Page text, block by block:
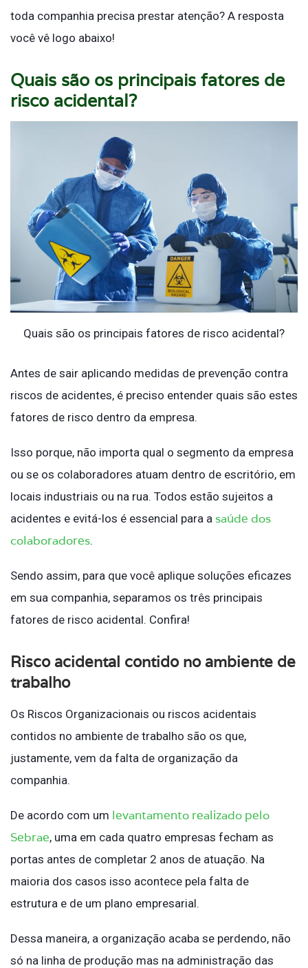
toda companhia precisa prestar atenção? A resposta
você vê logo abaixo!
Quais são os principais fatores de
risco acidental?
Quais são os principais fatores de risco acidental?
Antes de sair aplicando medidas de prevenção contra
riscos de acidentes, é preciso entender quais são estes
fatores de risco dentro da empresa.
Isso porque, não importa qual o segmento da empresa
ou se os colaboradores atuam dentro de escritório, em
locais industriais ou na rua. Todos estão sujeitos a
acidentes e evitá-los é essencial para a saúde dos
colaboradores.
Sendo assim, para que você aplique soluções eficazes
em sua companhia, separamos os três principais
fatores de risco acidental. Confira!
Risco acidental contido no ambiente de
trabalho
Os Riscos Organizacionais ou riscos acidentais
contidos no ambiente de trabalho são os que,
justamente, vem da falta de organização da
companhia.
De acordo com um levantamento realizado pelo
Sebrae, uma em cada quatro empresas fecham as
portas antes de completar 2 anos de atuação. Na
maioria dos casos isso acontece pela falta de
estrutura e de um plano empresarial.
Dessa maneira, a organização acaba se perdendo, não
só na linha de produção mas na administração das